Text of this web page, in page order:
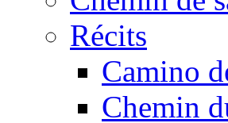
Récits
Camino
Chemin